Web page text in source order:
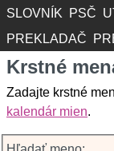
SLOVNÍK PSČ
PREKLADAČ
Krstné
Zadajte krstné
kalendár mien.